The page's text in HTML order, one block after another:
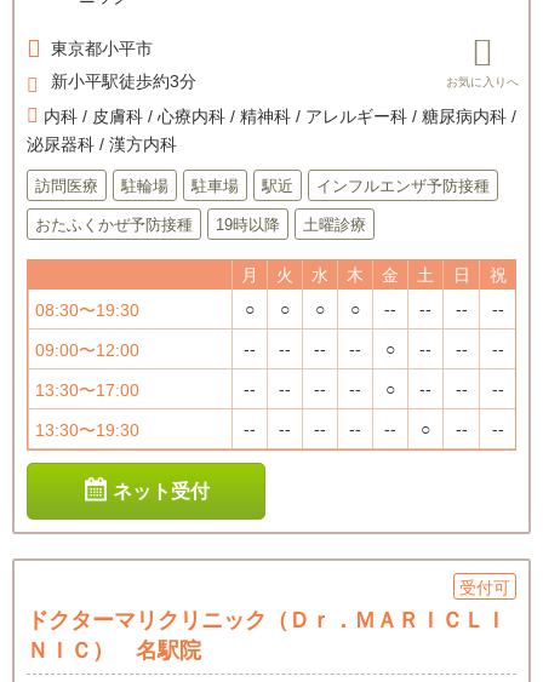
東京都小平市
新小平駅徒歩約3分
内科 / 皮膚科 / 心療内科 / 精神科 / アレルギー科 / 糖尿病内科 /
泌尿器科 / 漢方内科
訪問医療 駐輪場 駐車場 駅近 インフルエンザ予防接種
おたふくかぜ予防接種 19時以降 土曜診療
月 火 水 木 金 土 日
祝
08:30〜19:30
○ ○ ○ ○ -- -- -- --
09:00〜12:00 -- -- -- -- ○ -- -- --
13:30〜17:00 -- -- -- -- ○ -- -- --
13:30〜19:30 -- -- -- -- -- ○ -- --
ネット受付
受付可
ドクターマリクリニック（Ｄｒ．ＭＡＲＩＣＬＩ
ＮＩＣ） 名駅院